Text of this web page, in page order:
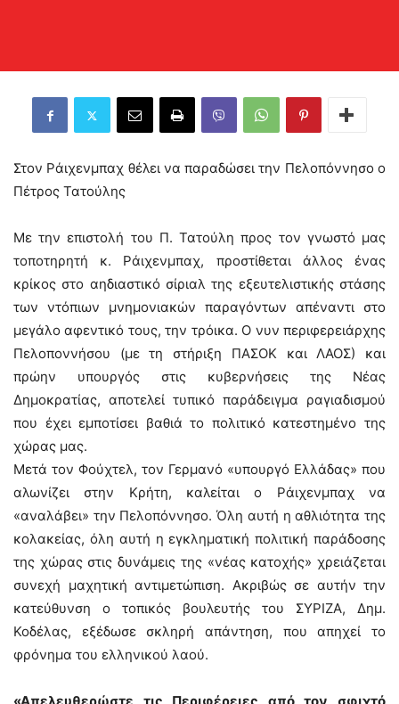
Στον Ράιχενμπαχ θέλει να παραδώσει την Πελοπόννησο ο
Πέτρος Τατούλης
Με την επιστολή του Π. Τατούλη προς τον γνωστό μας
τοποτηρητή κ. Ράιχενμπαχ, προστίθεται άλλος ένας
κρίκος στο αηδιαστικό σίριαλ της εξευτελιστικής στάσης
των ντόπιων μνημονιακών παραγόντων απέναντι στο
μεγάλο αφεντικό τους, την τρόικα. Ο νυν περιφερειάρχης
Πελοποννήσου (με τη στήριξη ΠΑΣΟΚ και ΛΑΟΣ) και
πρώην υπουργός στις κυβερνήσεις της Νέας
Δημοκρατίας, αποτελεί τυπικό παράδειγμα ραγιαδισμού
που έχει εμποτίσει βαθιά το πολιτικό κατεστημένο της
χώρας μας.
Μετά τον Φούχτελ, τον Γερμανό «υπουργό Ελλάδας» που
αλωνίζει στην Κρήτη, καλείται ο Ράιχενμπαχ να
«αναλάβει» την Πελοπόννησο. Όλη αυτή η αθλιότητα της
κολακείας, όλη αυτή η εγκληματική πολιτική παράδοσης
της χώρας στις δυνάμεις της «νέας κατοχής» χρειάζεται
συνεχή μαχητική αντιμετώπιση. Ακριβώς σε αυτήν την
κατεύθυνση ο τοπικός βουλευτής του ΣΥΡΙΖΑ, Δημ.
Κοδέλας, εξέδωσε σκληρή απάντηση, που απηχεί το
φρόνημα του ελληνικού λαού.